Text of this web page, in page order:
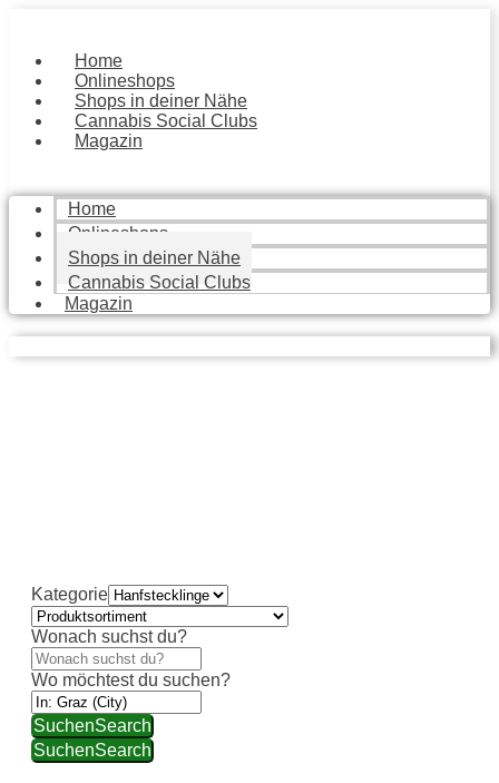
springenHome
Onlineshops
Shops in deiner Nähe
Cannabis Social Clubs
Magazin
Home
Onlineshops
Shops in deiner Nähe
Cannabis Social Clubs
Magazin
Kategorie
Wonach suchst du?
Wo möchtest du suchen?
SuchenSearch
SuchenSearch